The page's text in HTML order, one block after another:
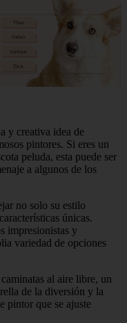
y creativa idea de
pintores. Si eres un
peluda, esta puede ser
a algunos de los
no solo su estilo
únicas.
impresionistas y
variedad de opciones
al aire libre, un
de la diversión y la
pintor que se ajuste